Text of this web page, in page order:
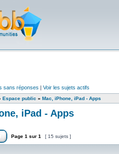
sans réponses | Voir les sujets actifs
Espace public » Mac, iPhone, iPad - Apps
iPad - Apps
Page 1 sur 1 [ 15 sujets ]